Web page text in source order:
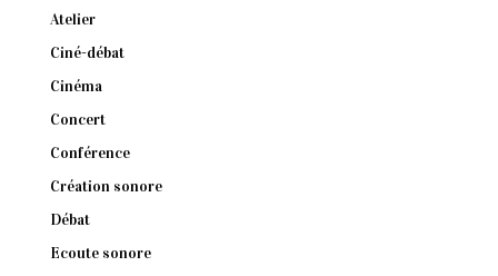
Atelier
Ciné-débat
Cinéma
Concert
Conférence
Création sonore
Débat
Ecoute sonore